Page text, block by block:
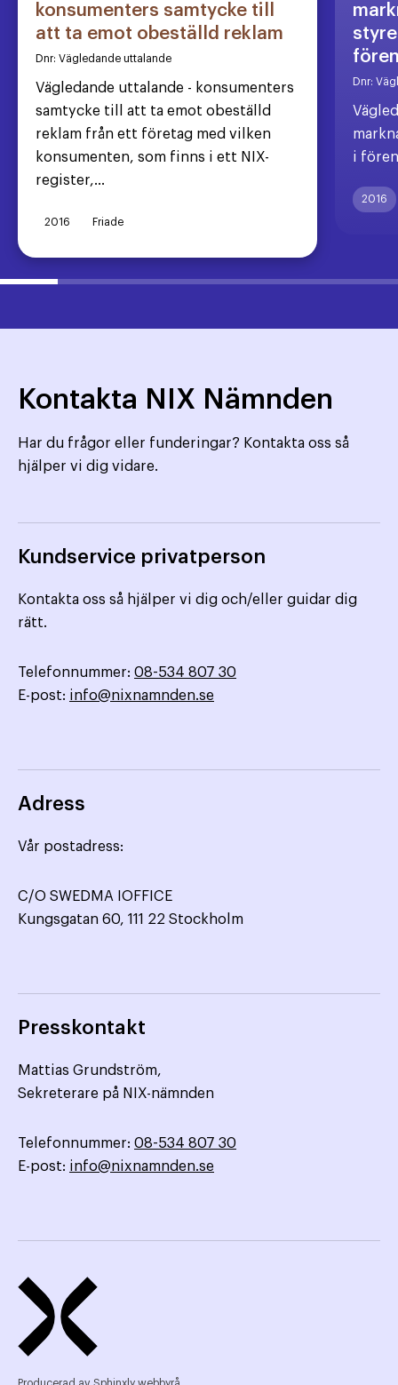
konsumenters samtycke till
att ta emot obeställd reklam
Dnr: Vägledande uttalande
Vägledande uttalande - konsumenters
samtycke till att ta emot obeställd
reklam från ett företag med vilken
konsumenten, som finns i ett NIX-
register,...
2016 Friade
Dnr:
i
2016
Kontakta NIX Nämnden
Har du frågor eller funderingar? Kontakta oss så
hjälper vi dig vidare.
Kundservice privatperson
Kontakta oss så hjälper vi dig och/eller guidar dig
rätt.
Telefonnummer: 08-534 807 30
E-post: info@nixnamnden.se
Adress
Vår postadress:
C/O SWEDMA IOFFICE
Kungsgatan 60, 111 22 Stockholm
Presskontakt
Mattias Grundström,
Sekreterare på NIX-nämnden
Telefonnummer: 08-534 807 30
E-post: info@nixnamnden.se